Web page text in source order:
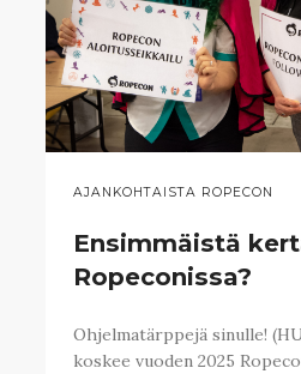
AJANKOHTAISTA ROPECON
Ensimmäistä
Ropeconissa?
Ohjelmatärppejä sinulle!
koskee vuoden 2025